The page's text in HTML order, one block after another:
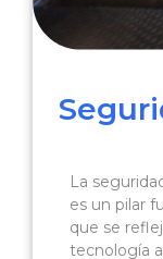
La
es un pilar
que se
tecnología